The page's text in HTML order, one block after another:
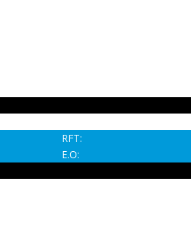
RFT:
E.O: